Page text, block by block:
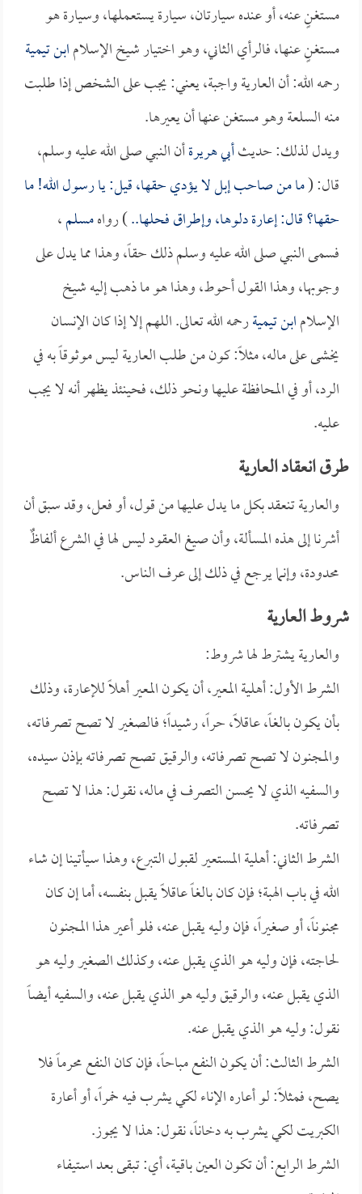
مستغنٍ عنه، أو عنده سيارتان، سيارة يستعملها، وسيارة هو
مستغنٍ عنها، فالرأي الثاني، وهو اختيار شيخ الإسلامابن تيمية
رحمه الله: أن العارية واجبة، يعني: يجب على الشخص إذا طلبت
منه السلعة وهو مستغن عنها أن يعيرها.
ويدل لذلك: حديثأبي هريرةأن النبي صلى الله عليه وسلم،
قال: (ما من صاحب إبل لا يؤدي حقها، قيل: يا رسول الله! ما
حقها؟ قال: إعارة دلوها، وإطراق فحلها..) رواهمسلم،
فسمى النبي صلى الله عليه وسلم ذلك حقاً، وهذا مما يدل على
وجوبها، وهذا القول أحوط، وهذا هو ما ذهب إليه شيخ
الإسلامابن تيميةرحمه الله تعالى. اللهم إلا إذا كان الإنسان
يخشى على ماله، مثلاً: كون من طلب العارية ليس موثوقاً به في
الرد، أو في المحافظة عليها ونحو ذلك، فحينئذ يظهر أنه لا يجب
عليه.
طرق انعقاد العارية
والعارية تنعقد بكل ما يدل عليها من قول، أو فعل، وقد سبق أن
أشرنا إلى هذه المسألة، وأن صيغ العقود ليس لها في الشرع ألفاظٌ
محدودة، وإنما يرجع في ذلك إلى عرف الناس.
شروط العارية
والعارية يشترط لها شروط:
الشرط الأول: أهلية المعير، أن يكون المعير أهلاً للإعارة، وذلك
بأن يكون بالغاً، عاقلاً، حراً، رشيداً؛ فالصغير لا تصح تصرفاته،
والمجنون لا تصح تصرفاته، والرقيق تصح تصرفاته بإذن سيده،
والسفيه الذي لا يحسن التصرف في ماله، نقول: هذا لا تصح
تصرفاته.
الشرط الثاني: أهلية المستعير لقبول التبرع، وهذا سيأتينا إن شاء
الله في باب الهبة؛ فإن كان بالغاً عاقلاً يقبل بنفسه، أما إن كان
مجنوناً، أو صغيراً، فإن وليه يقبل عنه، فلو أعير هذا المجنون
لحاجته، فإن وليه هو الذي يقبل عنه، وكذلك الصغير وليه هو
الذي يقبل عنه، والرقيق وليه هو الذي يقبل عنه، والسفيه أيضاً
نقول: وليه هو الذي يقبل عنه.
الشرط الثالث: أن يكون النفع مباحاً، فإن كان النفع محرماً فلا
يصح، فمثلاً: لو أعاره الإناء لكي يشرب فيه خمراً، أو أعارة
الكبريت لكي يشرب به دخاناً، نقول: هذا لا يجوز.
الشرط الرابع: أن تكون العين باقية، أي: تبقى بعد استيفاء